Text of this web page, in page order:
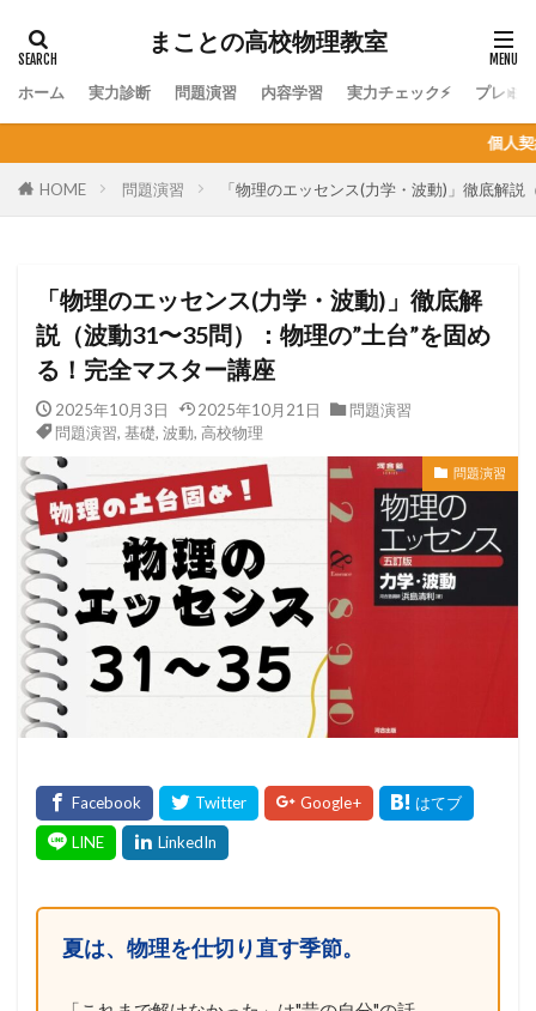
まことの高校物理教室
ホーム 実力診断 問題演習 内容学習 実力チェック⚡ プレミ
個人契約オンライン家庭教師の生
HOME 問題演習 「物理のエッセンス(力学・波動)」徹底解
「物理のエッセンス(力学・波動)」徹底解
説（波動31〜35問）：物理の”土台”を固め
る！完全マスター講座
2025年10月3日 2025年10月21日
問題演習
問題演習, 基礎, 波動, 高校物理
問題演習
夏は、物理を仕切り直す季節。